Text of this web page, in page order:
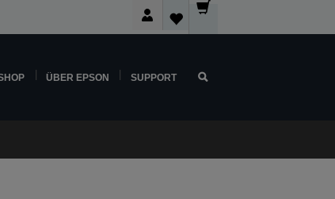
ÜBER EPSON SUPPORT